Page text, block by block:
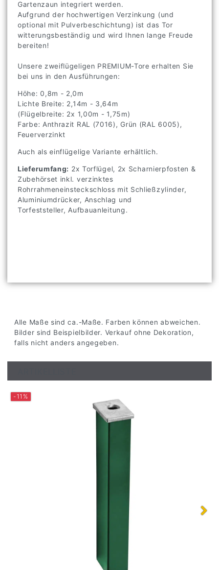
Gartenzaun integriert werden.
Aufgrund der hochwertigen Verzinkung (und
optional mit Pulverbeschichtung) ist das Tor
witterungsbeständig und wird Ihnen lange Freude
bereiten!
Unsere zweiflügeligen PREMIUM-Tore erhalten Sie
bei uns in den Ausführungen:
Höhe: 0,8m - 2,0m
Lichte Breite: 2,14m - 3,64m
(Flügelbreite: 2x 1,00m - 1,75m)
Farbe: Anthrazit RAL (7016), Grün (RAL 6005),
Feuerverzinkt
Auch als einflügelige Variante erhältlich.
Lieferumfang: 2x Torflügel, 2x Scharnierpfosten &
Zubehörset inkl. verzinktes
Rohrrahmeneinsteckschloss mit Schließzylinder,
Aluminiumdrücker, Anschlag und
Torfeststeller, Aufbauanleitung.
Alle Maße sind ca.-Maße. Farben können abweichen.
Bilder sind Beispielbilder. Verkauf ohne Dekoration,
falls nicht anders angegeben.
-11%